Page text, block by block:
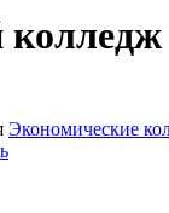
Экономические